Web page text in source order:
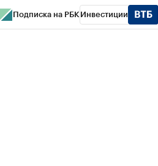
Подписка на РБК Инвестиции